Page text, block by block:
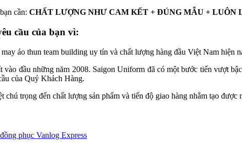
cần: CHẤT LƯỢNG NHƯ CAM KẾT + ĐÚNG MẪU + LUÔN
cầu của bạn vì:
áo thun team building uy tín và chất lượng hàng đầu Việt Nam hiện
đầu những năm 2008. Saigon Uniform đã có một bước tiến vượt
của Quý Khách Hàng.
chú trọng đến chất lượng sản phẩm và tiến độ giao hàng nhằm tạo